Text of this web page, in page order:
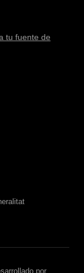
tu fuente de
por